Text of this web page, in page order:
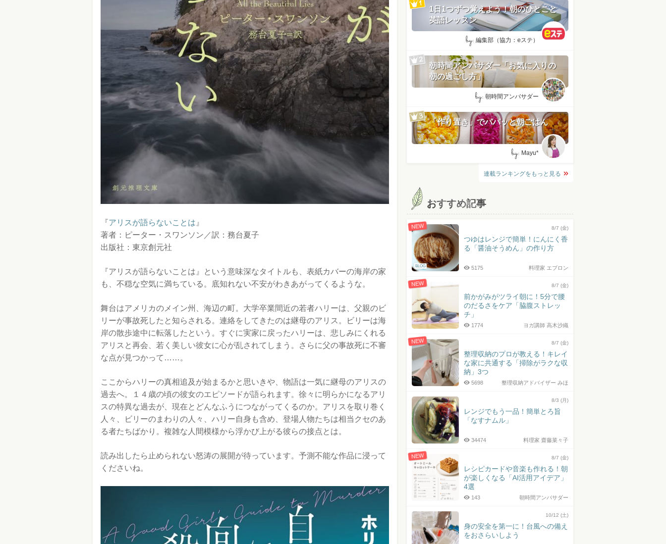
『アリスが語らないことは 』
著者：ピーター・スワンソン／訳：務台夏子
出版社：東京創元社
『アリスが語らないことは』という意味深なタイトルも、表紙カバーの海岸の家
も、不穏な空気に満ちている。底知れない不安がわきあがってくるような。
舞台はアメリカのメイン州、海辺の町。大学卒業間近の若者ハリーは、父親のビ
リーが事故死したと知らされる。連絡をしてきたのは継母のアリス。ビリーは海
岸の散歩途中に転落したという。すぐに実家に戻ったハリーは、悲しみにくれる
アリスと再会、若く美しい彼女に心が乱されてしまう。さらに父の事故死に不審
な点が見つかって……。
ここからハリーの真相追及が始まるかと思いきや、物語は一気に継母のアリスの
過去へ。１４歳の頃の彼女のエピソードが語られます。徐々に明らかになるアリ
スの特異な過去が、現在とどんなふうにつながってくるのか。アリスを取り巻く
人々、ビリーのまわりの人々、ハリー自身も含め、登場人物たちは相当クセのあ
る者たちばかり。複雑な人間模様から浮かび上がる彼らの接点とは。
読み出したら止められない怒涛の展開が待っています。予測不能な作品に浸って
くださいね。
1日1つずつ覚えよう！朝のひとこと
英語レッスン
by: 編集部（協力：eステ）
朝時間アンバサダー「お気に入りの
朝の過ごし方」
by: 朝時間アンバサダー
「作り置き」でパパッと朝ごはん
by: Mayu*
連載ランキングをもっと見る
おすすめ記事
NEW
BLOG
8/7 (金)
つゆはレンジで簡単！にんにく香
る「醤油そうめん」の作り方
料理家 エプロン
5175
NEW 8/7 (金)
前かがみがツライ朝に！5分で腰
のだるさをケア「脇腹ストレッ
チ」
ヨガ講師 高木沙織
1774
NEW 8/7 (金)
整理収納のプロが教える！キレイ
な家に共通する「掃除がラクな収
納」3つ
整理収納アドバイザー みほ
5698
8/3 (月)
レンジでもう一品！簡単とろ旨
「なすナムル」
料理家 齋藤菜々子
34474
NEW 8/7 (金)
レシピカードや音楽も作れる！朝
が楽しくなる「AI活用アイデア」
4選
朝時間アンバサダー
143
10/12 (土)
身の安全を第一に！台風への備え
をおさらいしよう